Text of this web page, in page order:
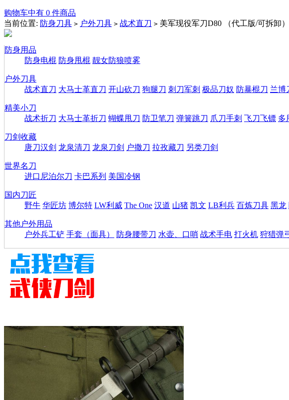
购物车中有 0 件商品
当前位置: 防身刀具 > 户外刀具 > 战术直刀 > 美军现役军刀D80 （代工版/可拆卸）
防身用品
防身电棍 防身甩棍 靓女防狼喷雾
户外刀具
战术直刀 大马士革直刀 开山砍刀 狗腿刀 刺刀军刺 极品刀奴 防暴棍刀 兰博
精美小刀
战术折刀 大马士革折刀 蝴蝶甩刀 防卫笔刀 弹簧跳刀 爪刀手刺 飞刀飞镖 多
刀剑收藏
唐刀汉剑 龙泉清刀 龙泉刀剑 户撒刀 拉孜藏刀 另类刀剑
世界名刀
进口尼泊尔刀 卡巴系列 美国冷钢
国内刀匠
野牛 华匠坊 博尔特 LW利威 The One 汉道 山猪 凯文 LB利兵 百炼刀具 黑龙
其他户外用品
户外兵工铲 手套（面具） 防身腰带刀 水壶、口哨 战术手电 打火机 狩猎弹